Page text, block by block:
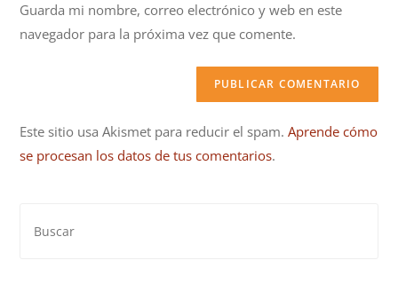
(opcional)
Guarda mi nombre, correo electrónico y web en este
navegador para la próxima vez que comente.
Este sitio usa Akismet para reducir el spam.Aprende cómo
se procesan los datos de tus comentarios.